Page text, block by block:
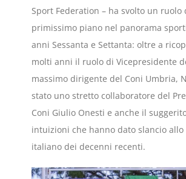
Sport Federation – ha svolto un ruolo
primissimo piano nel panorama
anni Sessanta e Settanta: oltre a
molti anni il ruolo di Vicepresidente
massimo dirigente del Coni Umbria,
stato uno stretto collaboratore del
Coni Giulio Onesti e anche il
intuizioni che hanno dato slancio
italiano dei decenni recenti.